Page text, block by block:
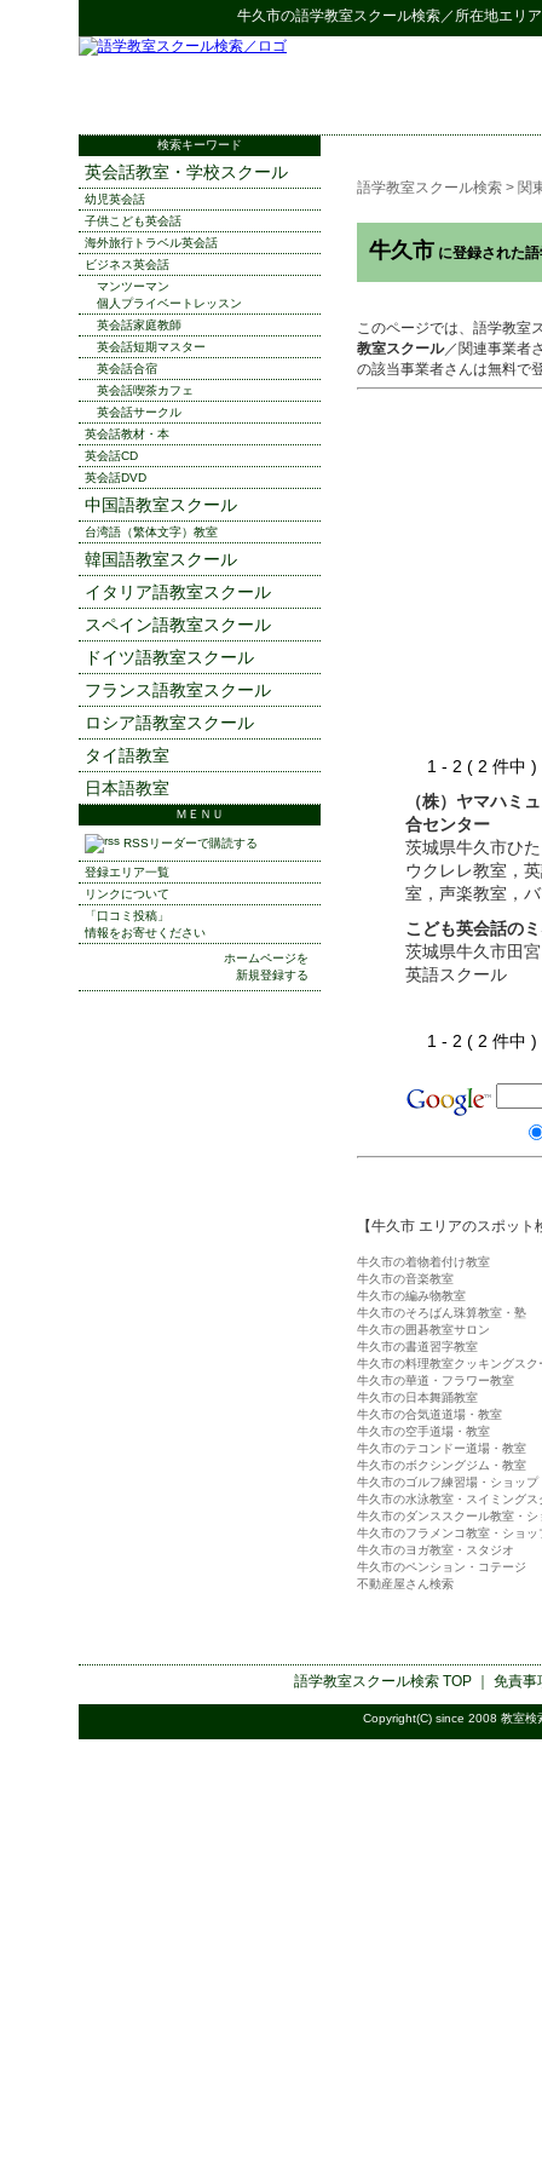
牛久市の語学教室スクール検索／所在地エリ
語学教室スクール検索 > 関
牛久市 に登録された
このページでは、語学教室
教室スクール／関連事業者
の該当事業者さんは無料で
1 - 2 ( 2 件
（株）ヤマハミ
合センター
茨城県牛久市ひ
ウクレレ教室，
室，声楽教室，
こども英会話の
茨城県牛久市田
英語スクール
1 - 2 ( 2 件
【牛久市 エリアのスポット
牛久市の着物着付け教室
牛久市の音楽教室
牛久市の編み物教室
牛久市のそろばん珠算教室・塾
牛久市の囲碁教室サロン
牛久市の書道習字教室
牛久市の料理教室クッキングスク
牛久市の華道・フラワー教室
牛久市の日本舞踊教室
牛久市の合気道道場・教室
牛久市の空手道場・教室
牛久市のテコンドー道場・教室
牛久市のボクシングジム・教室
牛久市のゴルフ練習場・ショップ
牛久市の水泳教室・スイミングス
牛久市のダンススクール教室・シ
牛久市のフラメンコ教室・ショッ
牛久市のヨガ教室・スタジオ
牛久市のペンション・コテージ
不動産屋さん検索
検索キーワード
英会話教室・学校スクール
幼児英会話
子供こども英会話
海外旅行トラベル英会話
ビジネス英会話
マンツーマン
個人プライベートレッスン
英会話家庭教師
英会話短期マスター
英会話合宿
英会話喫茶カフェ
英会話サークル
英会話教材・本
英会話CD
英会話DVD
中国語教室スクール
台湾語（繁体文字）教室
韓国語教室スクール
イタリア語教室スクール
スペイン語教室スクール
ドイツ語教室スクール
フランス語教室スクール
ロシア語教室スクール
タイ語教室
日本語教室
ＭＥＮＵ
RSSリーダーで購読する
登録エリア一覧
リンクについて
「口コミ投稿」
情報をお寄せください
ホームページを
新規登録する
語学教室スクール検索TOP ｜ 免責事
Copyright(C) since 2008 教室検